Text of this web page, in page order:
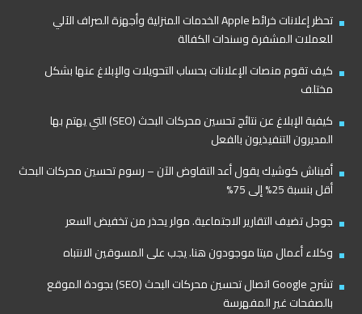
تحظر إعلانات خرائط Apple الخدمات المنزلية وأجهزة الصراف الآلي
للعملات المشفرة وسندات الكفالة
كيف تقوم منصات الإعلانات بحساب التحويلات والإبلاغ عنها بشكل
مختلف
كيفية الإبلاغ عن نتائج تحسين محركات البحث (SEO) التي يهتم بها
المديرون التنفيذيون بالفعل
أفيناش كوشيك يقول أعد التفاوض الآن – رسوم تحسين محركات البحث
أقل بنسبة 25% إلى 75%
جوجل تضيف التقارير الاجتماعية. مولر يحذر من تخفيض السعر
وكلاء أعمال ميتا موجودون هنا. يجب على المسوقين الانتباه
تشرح Google اتصال تحسين محركات البحث (SEO) بجودة الموقع
بالصفحات غير المفهرسة